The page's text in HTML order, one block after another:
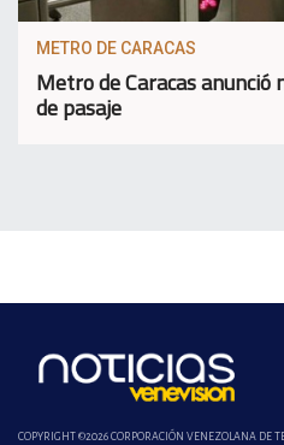
METRO DE CARACAS
Metro de Caracas
de pasaje
COPYRIGHT ©2026 CORPORACIÓN VENEZOLANA DE